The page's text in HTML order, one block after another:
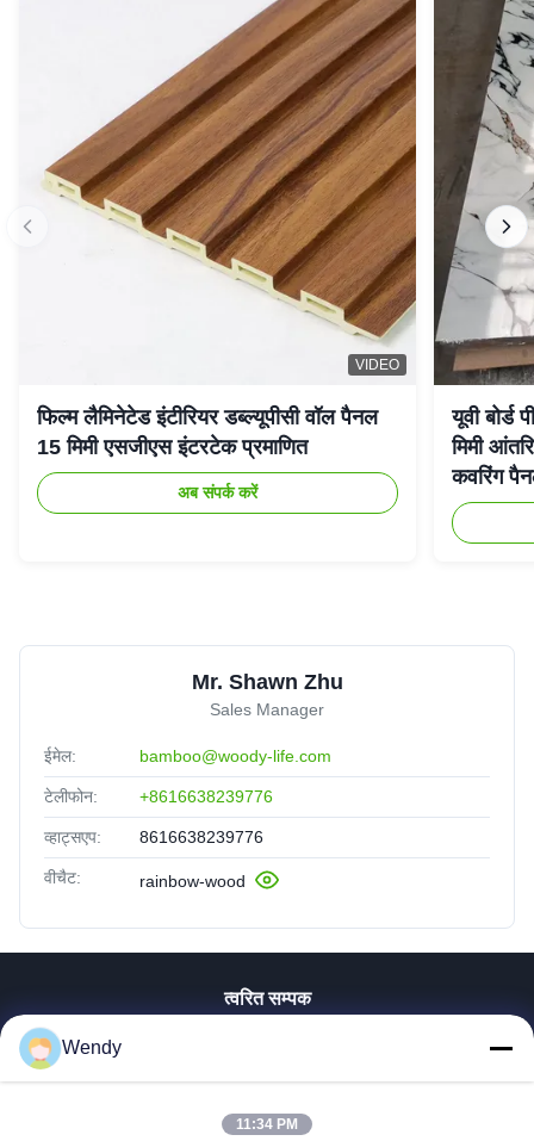
VIDEO
फिल्म लैमिनेटेड इंटीरियर डब्ल्यूपीसी वॉल पैनल
15 मिमी एसजीएस इंटरटेक प्रमाणित
अब संपर्क करें
यूवी बोर्ड
मिमी
कवरिंग
Mr. Shawn Zhu
Sales Manager
ईमेल: bamboo@woody-life.com
टेलीफोन: +8616638239776
व्हाट्सएप: 8616638239776
वीचैट: rainbow-wood
त्वरित सम्पक
वीआर शो
Wendy
11:34 PM